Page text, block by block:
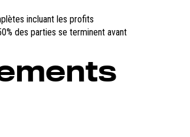
incluant les profits
des parties se terminent avant